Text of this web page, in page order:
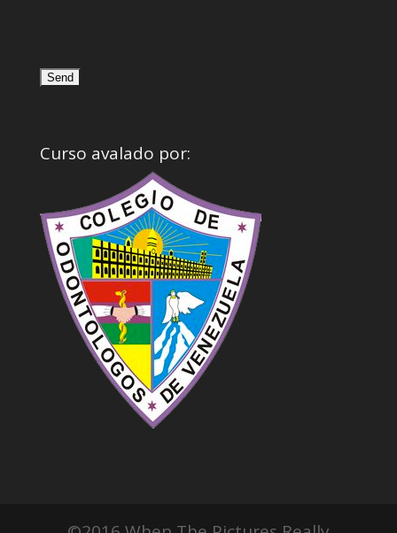
Curso avalado por: